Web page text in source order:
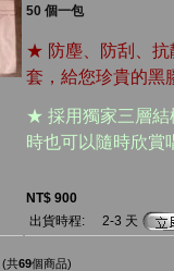
50 個一包
★ 防塵、防刮、抗
套，給您珍貴的黑
★ 採用獨家三層結
時也可以隨時欣賞
NT$ 900
出貨時程:
2-3 天
(共69個商品)